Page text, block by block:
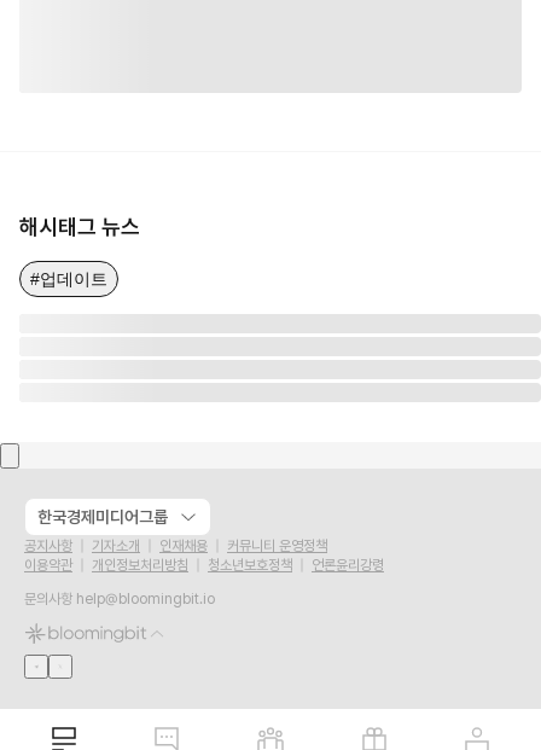
해시태그 뉴스
#업데이트
한국경제미디어그룹
공지사항 기자소개 인재채용
커뮤니티 운영정책
이용약관
개인정보처리방침 청소년보호정책
언론윤리강령
문의사항 help@bloomingbit.io